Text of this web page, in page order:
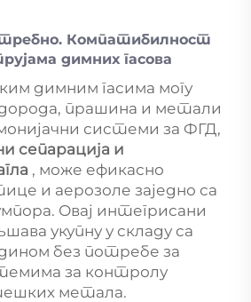
Компатибилност
димних гасова
димним гасима могу
прашина и метали
системи за ФГД,
сепарација и
, може ефикасно
и аерозоле заједно са
Овај интегрисани
укупну у складу са
без потребе за
за контролу
метала.